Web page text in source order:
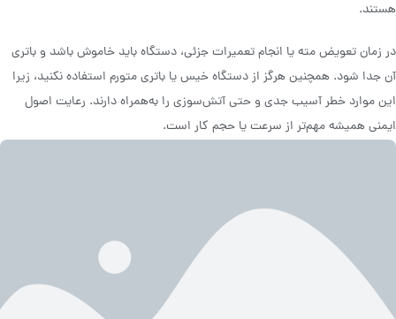
هستند.
در زمان تعویض مته یا انجام تعمیرات جزئی، دستگاه باید خاموش باشد و باتری
آن جدا شود. همچنین هرگز از دستگاه خیس یا باتری متورم استفاده نکنید، زیرا
این موارد خطر آسیب جدی و حتی آتش‌سوزی را به‌همراه دارند. رعایت اصول
ایمنی همیشه مهم‌تر از سرعت یا حجم کار است.